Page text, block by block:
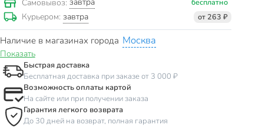
Самовывоз: завтра бесплатно
Курьером: завтра от 263 ₽
Наличие в магазинах города Москва
Показать
Быстрая доставка
Бесплатная доставка при заказе от 3 000 ₽
Возможность оплаты картой
На сайте или при получении заказа
Гарантия легкого возврата
До 30 дней на возврат, полная гарантия